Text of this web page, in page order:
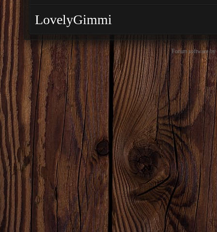
LovelyGimmi
Forum software